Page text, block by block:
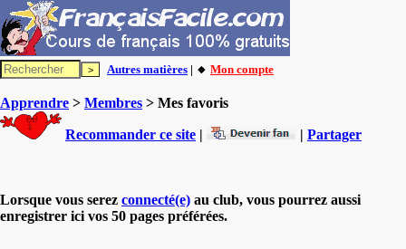
Autres matières | 🔸 Mon compte
Apprendre > Membres > Mes favoris
Recommander ce site | | Partager
Lorsque vous serez connecté(e) au club, vous pourrez aussi
enregistrer ici vos 50 pages préférées.